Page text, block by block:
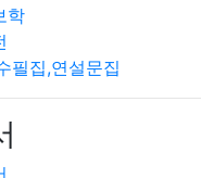
학
필집,연설문집